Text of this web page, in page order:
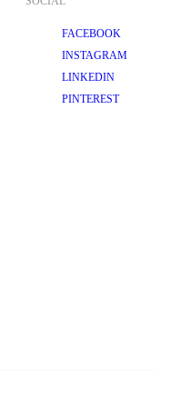
FACEBOOK
INSTAGRAM
LINKEDIN
PINTEREST